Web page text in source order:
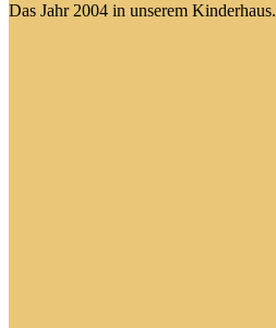
Das Jahr 2004 in unserem Kinderhaus.